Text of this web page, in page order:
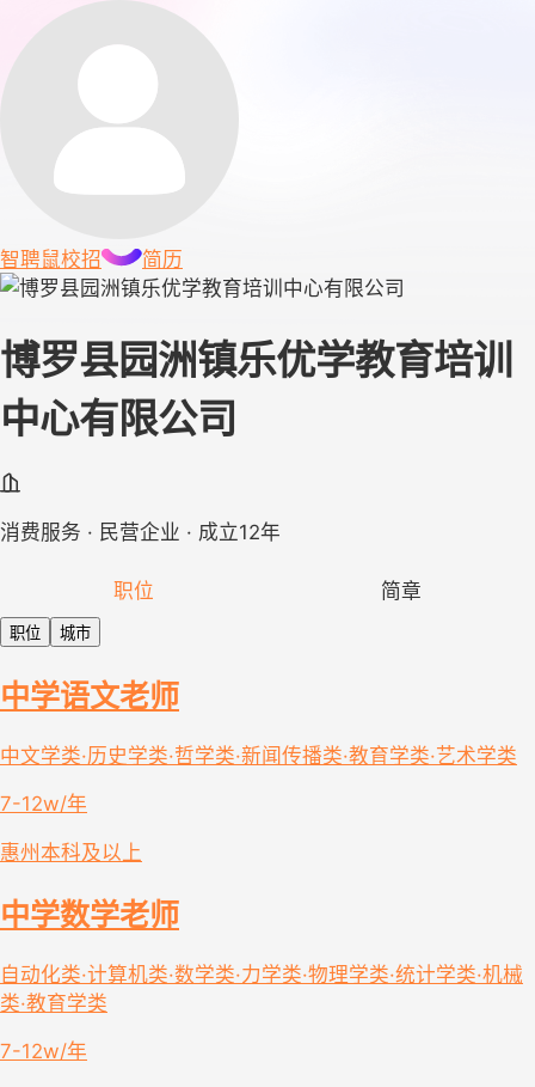
智聘鼠校招 简历
博罗县园洲镇乐优学教育培训
中心有限公司
消费服务 · 民营企业 · 成立12年
职位 简章
职位 城市
中学语文老师
中文学类·历史学类·哲学类·新闻传播类·教育学类·艺术学类
7-12w/年
惠州 本科及以上
中学数学老师
自动化类·计算机类·数学类·力学类·物理学类·统计学类·机械
类·教育学类
7-12w/年